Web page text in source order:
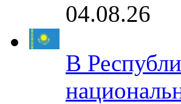
04.08.26
В